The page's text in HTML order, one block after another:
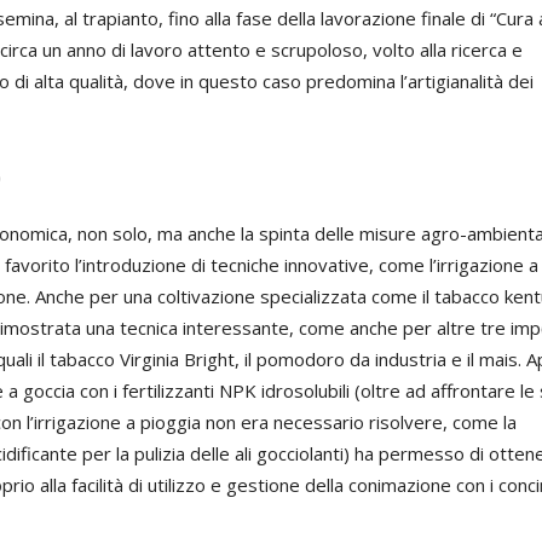
al trapianto, fino alla fase della lavorazione finale di “Cura
un anno di lavoro attento e scrupoloso, volto alla ricerca e
di alta qualità, dove in questo caso predomina l’artigianalità dei
non solo, ma anche la spinta delle misure agro-
l’introduzione di tecniche innovative, come l’irrigazione a
Anche per una coltivazione specializzata come il tabacco
una tecnica interessante, come anche per altre tre
il tabacco Virginia Bright, il pomodoro da industria e il mais.
goccia con i fertilizzanti NPK idrosolubili (oltre ad affrontare le
l’irrigazione a pioggia non era necessario risolvere, come la
per la pulizia delle ali gocciolanti) ha permesso di
alla facilità di utilizzo e gestione della conimazione con i